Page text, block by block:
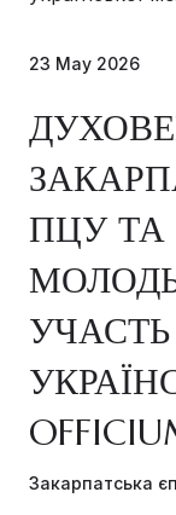
23 May 2026
ПЦУ ТА
УЧАСТЬ
Закарпатська